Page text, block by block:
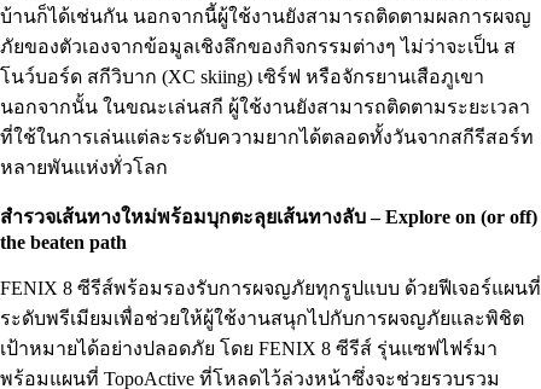
บ้านก็ได้เช่นกัน นอกจากนี้ผู้ใช้งานยังสามารถติดตามผลการผจญ
ภัยของตัวเองจากข้อมูลเชิงลึกของกิจกรรมต่างๆ ไม่ว่าจะเป็น ส
โนว์บอร์ด สกีวิบาก (XC skiing) เซิร์ฟ หรือจักรยานเสือภูเขา
นอกจากนั้น ในขณะเล่นสกี ผู้ใช้งานยังสามารถติดตามระยะเวลา
ที่ใช้ในการเล่นแต่ละระดับความยากได้ตลอดทั้งวันจากสกีรีสอร์ท
หลายพันแห่งทั่วโลก
สำรวจเส้นทางใหม่พร้อมบุกตะลุยเส้นทางลับ – Explore on (or off)
the beaten path
FENIX 8 ซีรีส์พร้อมรองรับการผจญภัยทุกรูปแบบ ด้วยฟีเจอร์แผนที่
ระดับพรีเมียมเพื่อช่วยให้ผู้ใช้งานสนุกไปกับการผจญภัยและพิชิต
เป้าหมายได้อย่างปลอดภัย โดย FENIX 8 ซีรีส์ รุ่นแซฟไฟร์มา
พร้อมแผนที่ TopoActive ที่โหลดไว้ล่วงหน้าซึ่งจะช่วยรวบรวม